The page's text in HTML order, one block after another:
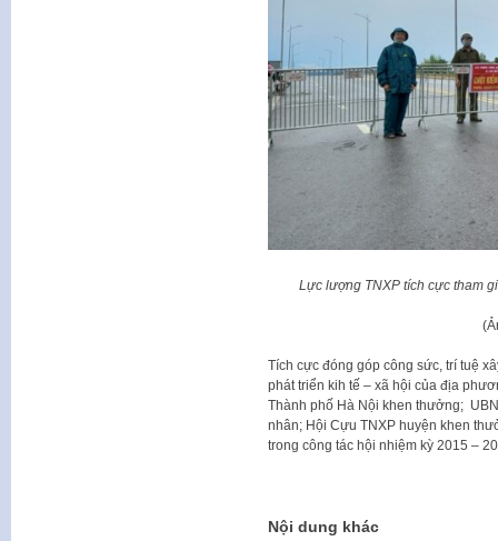
Lực lượng TNXP tích cực
Tích cực đóng góp công sức, trí tuệ
phát triển kih tế – xã hội của địa
Thành phố Hà Nội khen thưởng;
nhân; Hội Cựu TNXP huyện khen
trong công tác hội nhiệm kỳ 2015 –
Nội dung khác